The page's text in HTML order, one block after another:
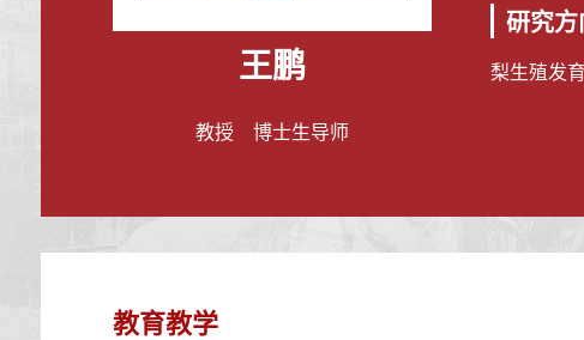
王鹏
教授 博士生导师
研究方
梨生殖发
教育教学